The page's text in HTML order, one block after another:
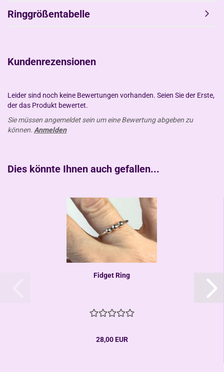
Ringgrößentabelle
Kundenrezensionen
Leider sind noch keine Bewertungen vorhanden. Seien Sie der Erste,
der das Produkt bewertet.
Sie müssen angemeldet sein um eine Bewertung abgeben zu
können. Anmelden
Dies könnte Ihnen auch gefallen...
Fidget Ring
28,00 EUR